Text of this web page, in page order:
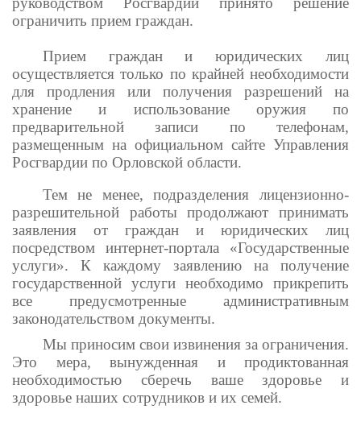
ограничить прием граждан.
Прием граждан и юридических лиц
осуществляется только по крайней необходимости
для продления или получения разрешений на
хранение и использование оружия по
предварительной записи по телефонам,
размещенным на официальном сайте Управления
Росгвардии по Орловской области.
Тем не менее, подразделения лицензионно-
разрешительной работы продолжают принимать
заявления от граждан и юридических лиц
посредством интернет-портала «Государственные
услуги». К каждому заявлению на получение
государственной услуги необходимо прикрепить
все предусмотренные административным
законодательством документы.
Мы приносим свои извинения за ограничения.
Это мера, вынужденная и продиктованная
необходимостью сберечь ваше здоровье и
здоровье наших сотрудников и их семей.